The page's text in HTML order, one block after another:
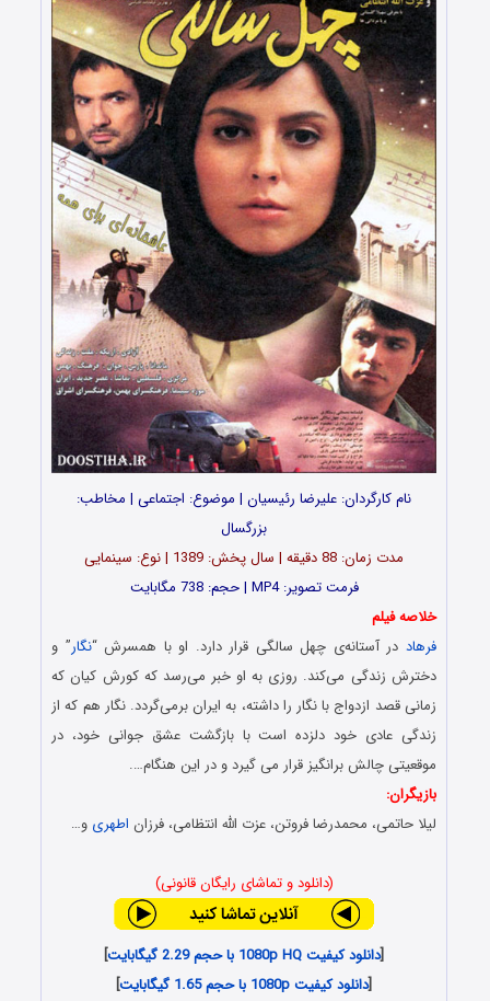
نام کارگردان: علیرضا رئیسیان | موضوع: اجتماعی | مخاطب:
بزرگسال
مدت زمان: 88 دقیقه | سال پخش: 1389 | نوع: سینمایی
فرمت تصویر: MP4 | حجم: 738 مگابایت
خلاصه فیلم
فرهاد در آستانه‌ی چهل سالگی قرار دارد. او با همسرش “نگار” و
دخترش زندگی می‌کند. روزی به او خبر می‌رسد که کورش کیان که
زمانی قصد ازدواج با نگار را داشته، به ایران برمی‌گردد. نگار هم که از
زندگی عادی خود دلزده است با بازگشت عشق جوانی خود، در
موقعیتی چالش برانگیز قرار می گیرد و در این هنگام….
بازیگران:
لیلا حاتمی، محمدرضا فروتن، عزت الله انتظامی، فرزان اطهری و…
(دانلود و تماشای رایگان قانونی)
[دانلود کیفیت 1080p HQ با حجم 2.29 گیگابایت
]
[دانلود کیفیت 1080p با حجم 1.65 گیگابایت
]